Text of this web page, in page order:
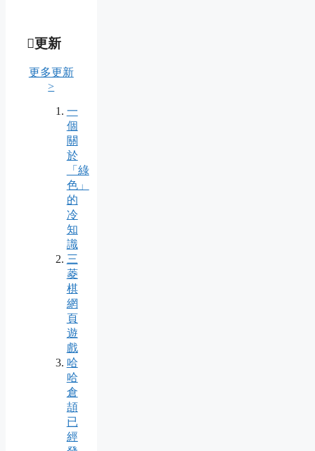
更新
更多更新
>
一
個
關
於
「綠
色」
的
冷
知
識
三
菱
棋
網
頁
遊
戲
哈
哈
倉
頡
已
經